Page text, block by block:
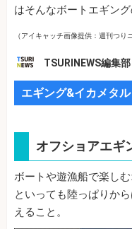
はそんなボートエギン
（アイキャッチ画像提供：週刊つり
TSURINEWS編集部
エギング&イカメタル
オフショアエギ
ボートや遊漁船で楽し
といっても陸っぱりか
えること。